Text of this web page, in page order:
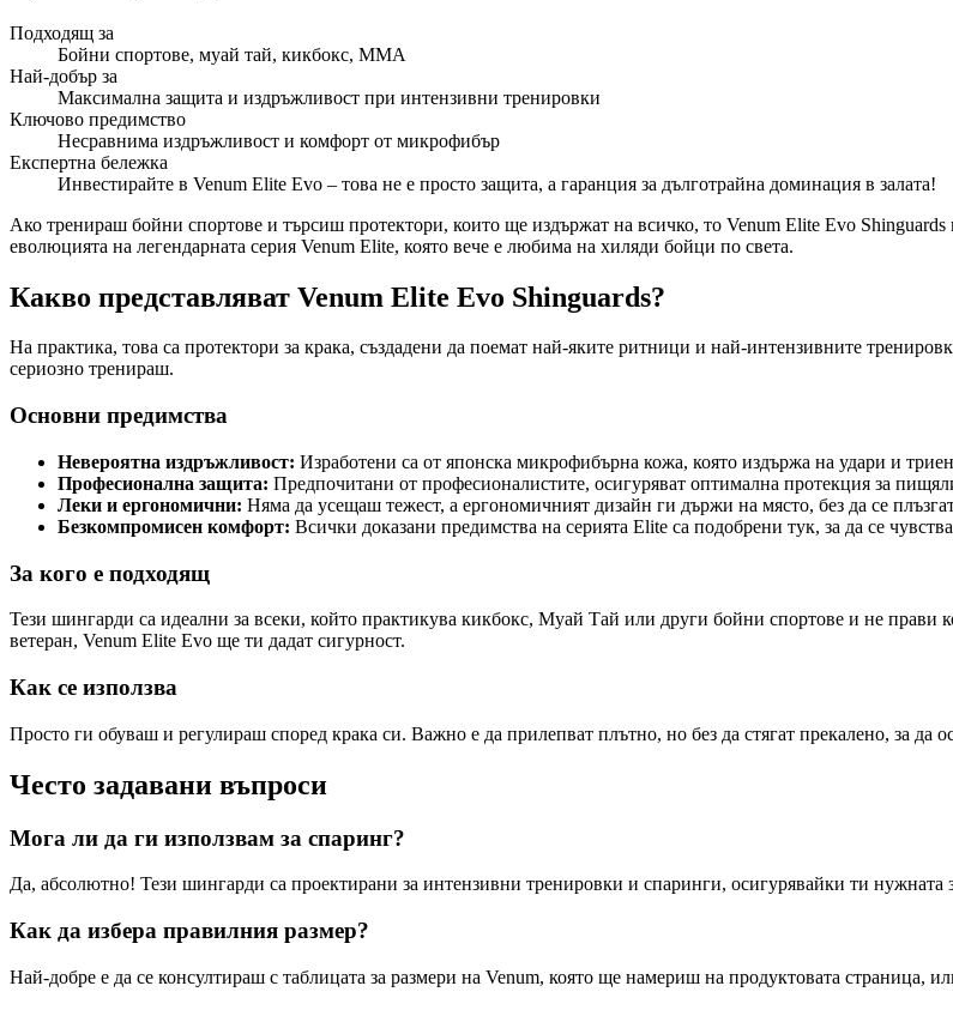
Подходящ за
Бойни спортове, муай тай, кикбокс, ММА
Най-добър за
Максимална защита и издръжливост при интензивни тренировки
Ключово предимство
Несравнима издръжливост и комфорт от микрофибър
Експертна бележка
Инвестирайте в Venum Elite Evo – това не е просто защита, а гаранция за дълготрайна доминация в залата!
Ако тренираш бойни спортове и търсиш протектори, които ще издържат на всичко, то Venum Elite Evo
еволюцията на легендарната серия Venum Elite, която вече е любима на хиляди бойци по света.
Какво представляват Venum Elite Evo Shinguards?
На практика, това са протектори за крака, създадени да поемат най-яките ритници и най-интензивните
сериозно тренираш.
Основни предимства
Невероятна издръжливост: Изработени са от японска микрофибърна кожа, която издържа на удари и
Професионална защита: Предпочитани от професионалистите, осигуряват оптимална протекция за
Леки и ергономични: Няма да усещаш тежест, а ергономичният дизайн ги държи на място, без да се
Безкомпромисен комфорт: Всички доказани предимства на серията Elite са подобрени тук, за да се
За кого е подходящ
Тези шингарди са идеални за всеки, който практикува кикбокс, Муай Тай или други бойни спортове и не
ветеран, Venum Elite Evo ще ти дадат сигурност.
Как се използва
Просто ги обуваш и регулираш според крака си. Важно е да прилепват плътно, но без да стягат прекалено, за
Често задавани въпроси
Мога ли да ги използвам за спаринг?
Да, абсолютно! Тези шингарди са проектирани за интензивни тренировки и спаринги, осигурявайки ти нужната
Как да избера правилния размер?
Най-добре е да се консултираш с таблицата за размери на Venum, която ще намериш на продуктовата страница,